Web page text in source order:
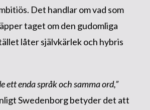
Det handlar om vad som
taget om den gudomliga
låter självkärlek och hybris
ett enda språk och samma ord,”
Swedenborg betyder det att